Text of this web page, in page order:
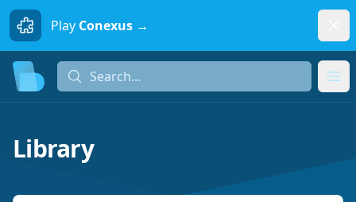
Play Conexus →
Search...
Library